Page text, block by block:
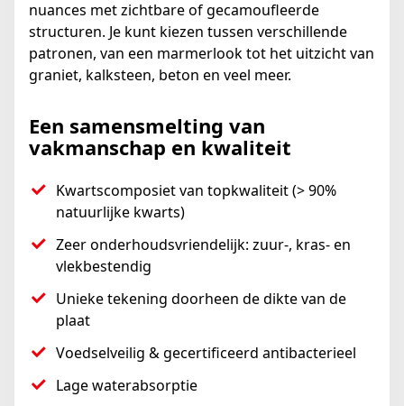
nuances met zichtbare of gecamoufleerde
structuren. Je kunt kiezen tussen verschillende
patronen, van een marmerlook tot het uitzicht van
graniet, kalksteen, beton en veel meer.
Een samensmelting van
vakmanschap en kwaliteit
Kwartscomposiet van topkwaliteit (> 90%
natuurlijke kwarts)
Zeer onderhoudsvriendelijk: zuur-, kras- en
vlekbestendig
Unieke tekening doorheen de dikte van de
plaat
Voedselveilig & gecertificeerd antibacterieel
Lage waterabsorptie